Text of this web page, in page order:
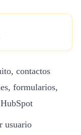
contactos
formularios,
usuario